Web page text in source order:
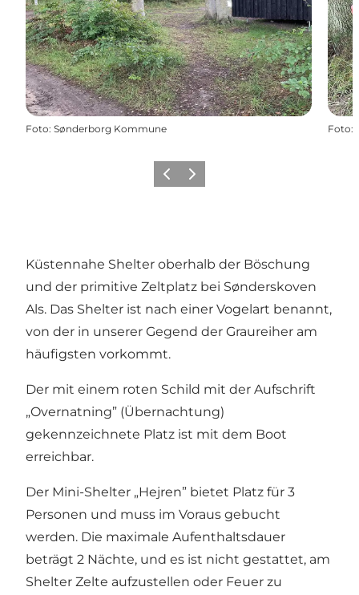
Foto: Sønderborg Kommune Foto:
ZurückWeiter
Küstennahe Shelter oberhalb der Böschung
und der primitive Zeltplatz bei Sønderskoven
Als. Das Shelter ist nach einer Vogelart benannt,
von der in unserer Gegend der Graureiher am
häufigsten vorkommt.
Der mit einem roten Schild mit der Aufschrift
„Overnatning” (Übernachtung)
gekennzeichnete Platz ist mit dem Boot
erreichbar.
Der Mini-Shelter „Hejren” bietet Platz für 3
Personen und muss im Voraus gebucht
werden. Die maximale Aufenthaltsdauer
beträgt 2 Nächte, und es ist nicht gestattet, am
Shelter Zelte aufzustellen oder Feuer zu